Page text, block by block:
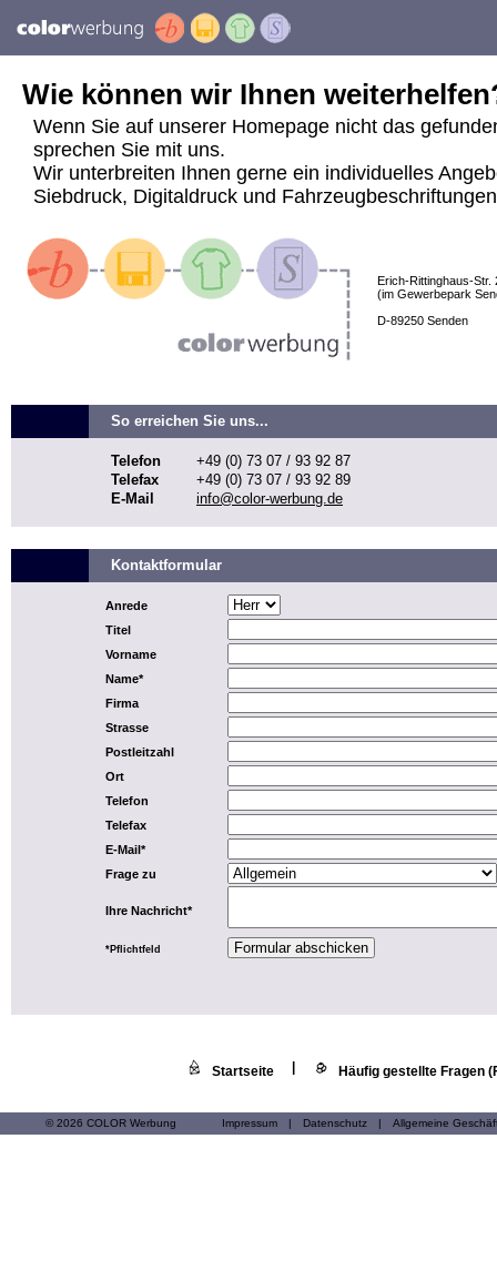
Wie können wir Ihnen
Wenn Sie auf unserer Homepage nicht das
sprechen Sie mit uns.
Wir unterbreiten Ihnen gerne ein individuelles
Siebdruck, Digitaldruck und
Erich-Rittinghaus-Str.
(im Gewerbepark
D-89250 Senden
So erreichen Sie uns...
Telefon
+49 (0) 73 07 / 93 92 87
Telefax
+49 (0) 73 07 / 93 92 89
E-Mail
info@color-werbung.de
Kontaktformular
Anrede
Titel
Vorname
Name*
Firma
Strasse
Postleitzahl
Ort
Telefon
Telefax
E-Mail*
Frage zu
Ihre Nachricht*
*Pflichtfeld
Startseite Häufig gestellte Fragen
© 2026 COLOR Werbung Impressum | Datenschutz | Allgemeine